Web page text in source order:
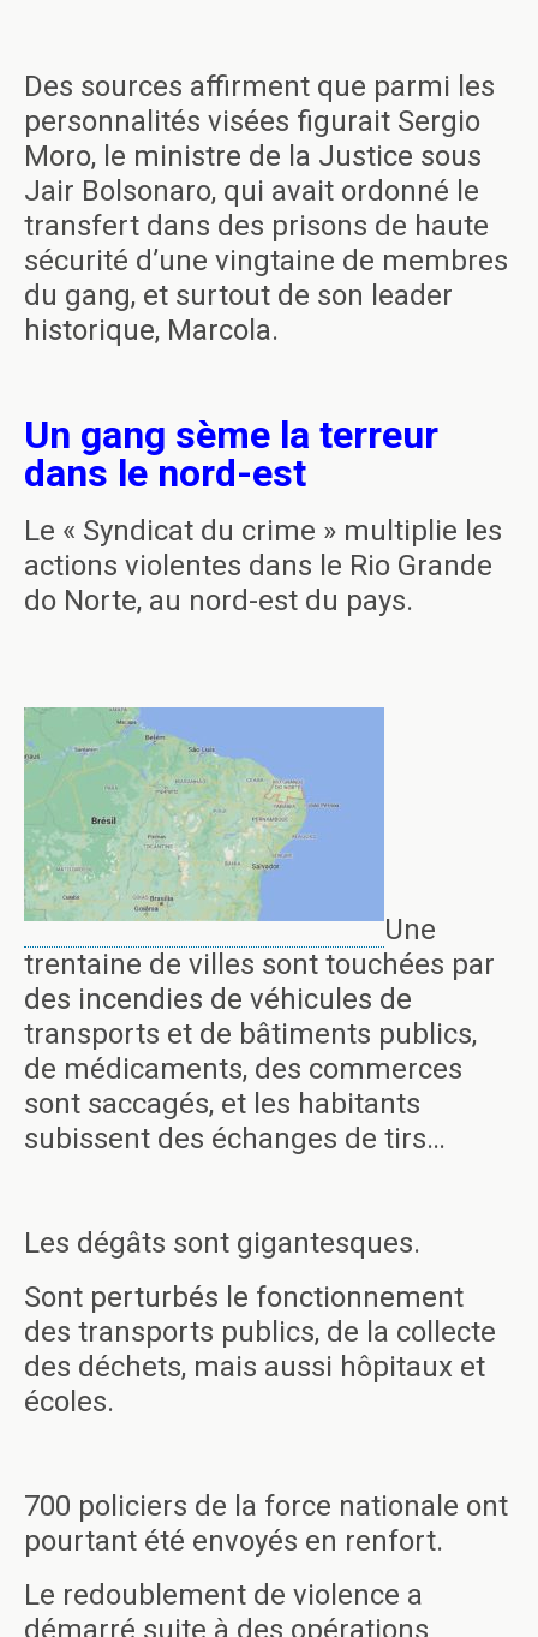
Des sources affirment que parmi les
personnalités visées figurait Sergio
Moro, le ministre de la Justice sous
Jair Bolsonaro, qui avait ordonné le
transfert dans des prisons de haute
sécurité d’une vingtaine de membres
du gang, et surtout de son leader
historique, Marcola.
Un gang sème la terreur
dans le nord-est
Le « Syndicat du crime » multiplie les
actions violentes dans le Rio Grande
do Norte, au nord-est du pays.
Une
trentaine de villes sont touchées par
des incendies de véhicules de
transports et de bâtiments publics,
de médicaments, des commerces
sont saccagés, et les habitants
subissent des échanges de tirs…
Les dégâts sont gigantesques.
Sont perturbés le fonctionnement
des transports publics, de la collecte
des déchets, mais aussi hôpitaux et
écoles.
700 policiers de la force nationale ont
pourtant été envoyés en renfort.
Le redoublement de violence a
démarré suite à des opérations